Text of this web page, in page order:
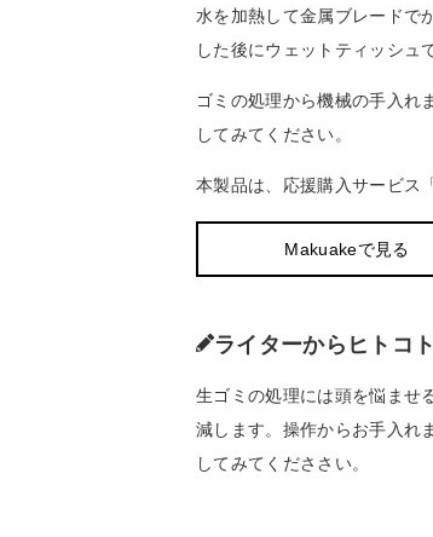
水を加熱して金属ブレードで
した後にウェットティッシュ
ゴミの処理から機械の手入れ
してみてください。
本製品は、応援購入サービス
Makuakeで見る
ライターからヒトコト
生ゴミの処理には頭を悩ませ
減します。操作からお手入れ
してみてくだささい。